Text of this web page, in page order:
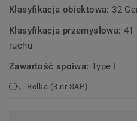
Klasyfikacja obiektowa: 32
Klasyfikacja przemysłowa: 41
ruchu
Zawartość spoiwa: Type I
Rolka (3 nr SAP)